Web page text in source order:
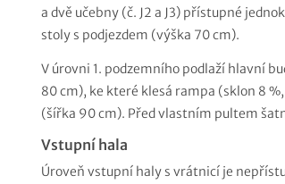
a dvě učebny (č. J2 a J3) přístupné
stoly s podjezdem (výška 70 cm).
V úrovni 1. podzemního podlaží hlavní
80 cm), ke které klesá rampa (sklon 8
(šířka 90 cm). Před vlastním pultem
Vstupní hala
Úroveň vstupní haly s vrátnicí je